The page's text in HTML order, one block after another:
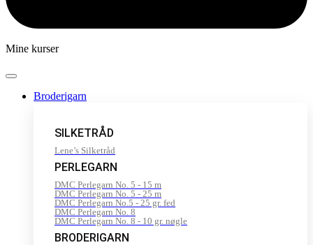
Mine kurser
Broderigarn
SILKETRÅD
Lene’s Silketråd
PERLEGARN
DMC Perlegarn No. 5 - 15 m
DMC Perlegarn No. 5 - 25 m
DMC Perlegarn No.5 - 25 gr. fed
DMC Perlegarn No. 8
DMC Perlegarn No. 8 - 10 gr. nøgle
BRODERIGARN